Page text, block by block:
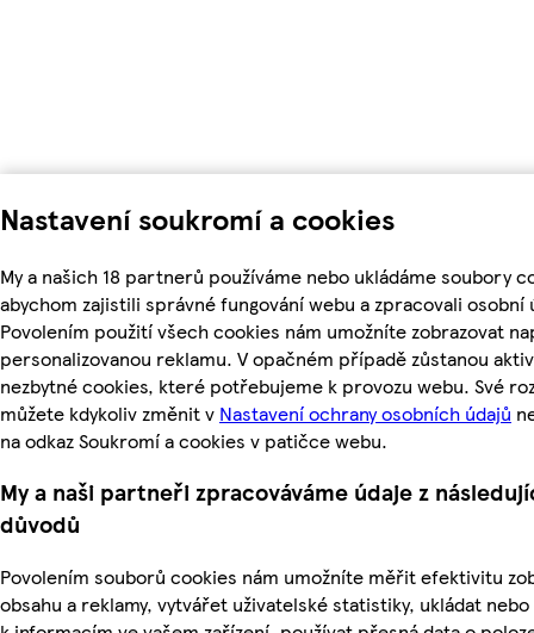
Nastavení soukromí a cookies
My a našich 18 partnerů používáme nebo ukládáme soubory
abychom zajistili správné fungování webu a zpracovali osobní
Povolením použití všech cookies nám umožníte zobrazovat
personalizovanou reklamu. V opačném případě zůstanou
nezbytné cookies, které potřebujeme k provozu webu. Své
můžete kdykoliv změnit v Nastavení ochrany osobních údajů
na odkaz Soukromí a cookies v patičce webu.
My a naši partneři zpracováváme údaje z
důvodů
Povolením souborů cookies nám umožníte měřit efektivitu
obsahu a reklamy, vytvářet uživatelské statistiky, ukládat